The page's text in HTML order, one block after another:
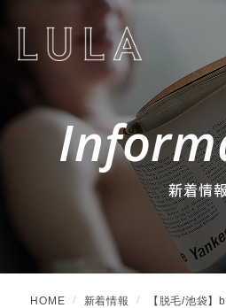
新着情
HOME 新着情報 【脱毛/池袋